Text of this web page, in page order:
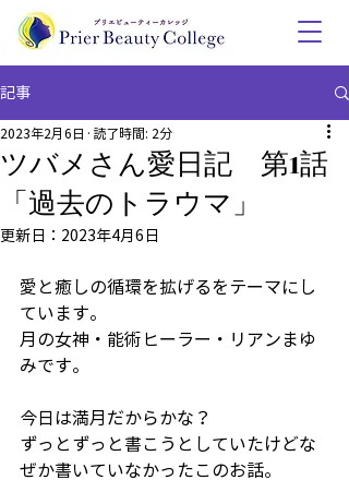
記事
ツバメさん愛日記 第1話
「過去のトラウマ」
2023年2月6日 読了時間: 2分
更新日： 2023年4月6日
愛と癒しの循環を拡げるをテーマにし
ています。
月の女神・能術ヒーラー・リアンまゆ
みです。
今日は満月だからかな？
ずっとずっと書こうとしていたけどな
ぜか書いていなかったこのお話。